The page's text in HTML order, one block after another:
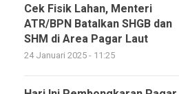
Cek Fisik Lahan, Menteri
ATR/BPN Batalkan SHGB dan
SHM di Area Pagar Laut
24 Januari 2025 - 11:25